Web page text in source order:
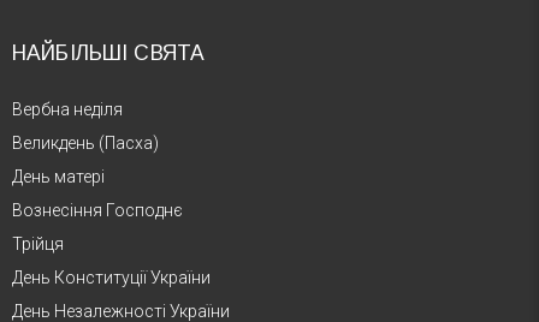
НАЙБІЛЬШІ СВЯТА
Вербна неділя
Великдень (Пасха)
День матері
Вознесіння Господнє
Трійця
День Конституції України
День Незалежності України